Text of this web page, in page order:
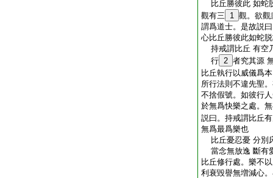
比丘勝彼此 如蛇
觀有三
1 觀。欲觀
謂爲道士。是故説
心比丘勝彼此如蛇
持戒謂比丘 有空
行 2 者究其源
比丘執行以威儀爲
所行法則不違先聖
不捨假號。如彼行
於無爲快樂之處。
説曰。持戒謂比丘
無爲最爲樂也
比丘憂忍憂 分別
當念無放逸 斷有
比丘修行處。樂不
利衰毀譽無増減心